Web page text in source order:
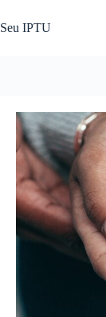
para
o
Seu IPTU